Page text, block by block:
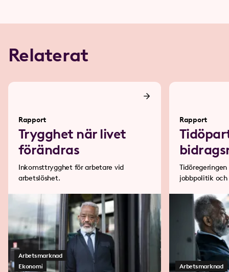
Relaterat
Rapport
Trygghet när livet
förändras
Inkomsttrygghet för arbetare vid
arbetslöshet.
Arbetsmarknad
Ekonomi
Rapport
jobbpolitik
Arbetsmarknad